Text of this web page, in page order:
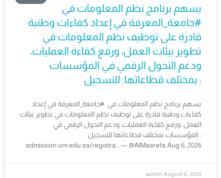
يسهم برنامج نظم المعلومات في
#جامعة_المعرفة في إعداد كفاءات وطنية
قادرة على توظيف نظم المعلومات في
تطوير بيئات العمل، ورفع كفاءة العمليات،
ودعم التحول الرقمي في المؤسسات
بمختلف قطاعاتها. للتسجيل :
يسهم برنامج نظم المعلومات في #جامعة_المعرفة في إعداد
كفاءات وطنية قادرة على توظيف نظم المعلومات في تطوير بيئات
العمل، ورفع كفاءة العمليات، ودعم التحول الرقمي في
المؤسسات بمختلف قطاعاتها.للتسجيل :
admission.um.edu.sa/registra… — @AlMaarefa Aug 6, 2026
admin August 6, 2026